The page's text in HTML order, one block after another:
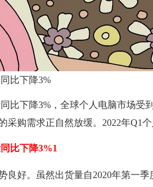
比下降3%
比下降3%，全球个人电脑市场受
采购需求正自然放缓。2022年Q1
比下降3%1
良好。虽然出货量自2020年第一